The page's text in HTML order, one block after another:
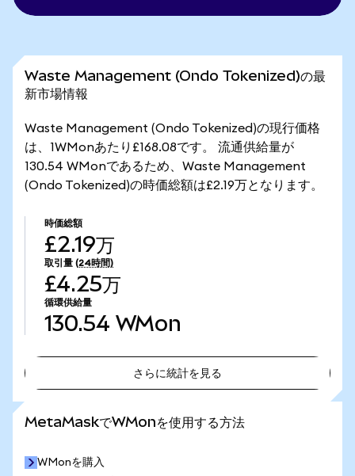
Waste Management (Ondo Tokenized)の最
新市場情報
Waste Management (Ondo Tokenized)の現行価格
は、1WMonあたり£168.08です。 流通供給量が
130.54 WMonであるため、Waste Management
(Ondo Tokenized)の時価総額は£2.19万となります。
時価総額
£2.19万
取引量 (24時間)
£4.25万
循環供給量
130.54 WMon
さらに統計を見る
MetaMaskでWMonを使用する方法
WMonを購入